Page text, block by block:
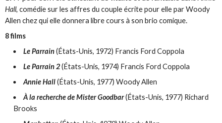
Hall, comédie sur les affres du couple écrite pour elle par Woody
Allen chez qui elle donnera libre cours à son brio comique.
8 films
Le Parrain(États-Unis, 1972) Francis Ford Coppola
Le Parrain 2(États-Unis, 1974) Francis Ford Coppola
Annie Hall(États-Unis, 1977) Woody Allen
À la recherche de Mister Goodbar(États-Unis, 1977) Richard
Brooks